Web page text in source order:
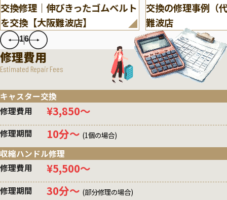
交換修理｜伸びきったゴムベルト
を交換【大阪難波店】
交換の修理事例（
難波店
16
修理費用
Estimated Repair Fees
キャスター交換
修理費用
¥3,850〜
修理期間 10分〜 (1個の場合)
収縮ハンドル修理
修理費用
¥5,500〜
修理期間 30分〜 (部分修理の場合)